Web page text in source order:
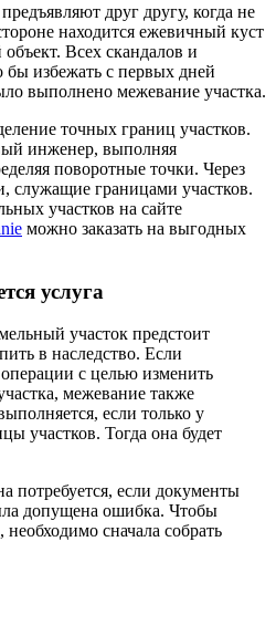
друг другу, когда не
находится ежевичный куст
Всех скандалов и
бы избежать с первых дней
выполнено межевание участка.
точных границ участков.
инженер, выполняя
поворотные точки. Через
служащие границами участков.
участков на сайте
можно заказать на выгодных
услуга
участок предстоит
в наследство. Если
с целью изменить
межевание также
если только у
участков. Тогда она будет
потребуется, если документы
допущена ошибка. Чтобы
необходимо сначала собрать